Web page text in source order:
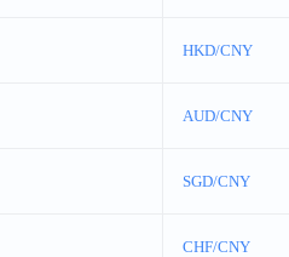
HKD/CNY
AUD/CNY
SGD/CNY
CHF/CNY